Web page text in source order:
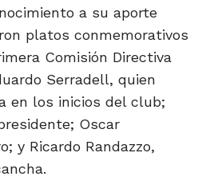
a su aporte
platos conmemorativos
Comisión Directiva
Serradell, quien
en los inicios del club;
Oscar
y Ricardo Randazzo,